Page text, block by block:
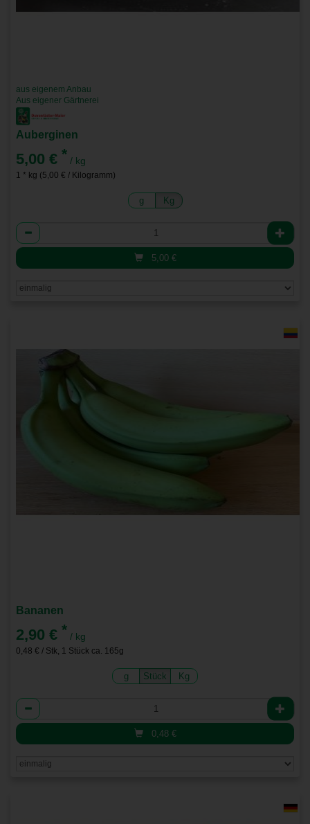
aus eigenem Anbau
Aus eigener Gärtnerei
Auberginen
5,00 € * / kg
1 * kg (5,00 € / Kilogramm)
g Kg
Anzahl
5,00 €
Bananen
2,90 € * / kg
0,48 € / Stk, 1 Stück ca. 165g
g Stück Kg
Anzahl
0,48 €